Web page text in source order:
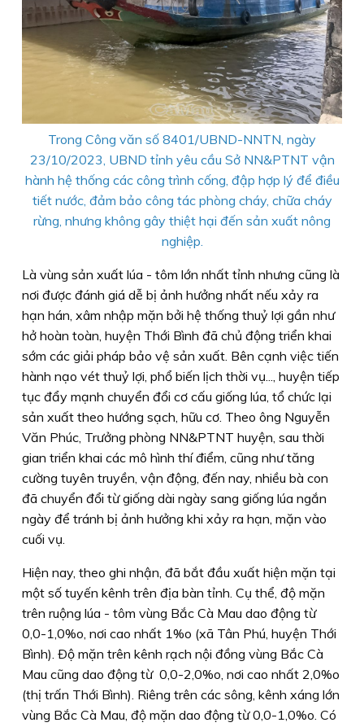
Trong Công văn số 8401/UBND-NNTN, ngày
23/10/2023, UBND tỉnh yêu cầu Sở NN&PTNT vận
hành hệ thống các công trình cống, đập hợp lý để điều
tiết nước, đảm bảo công tác phòng cháy, chữa cháy
rừng, nhưng không gây thiệt hại đến sản xuất nông
nghiệp.
Là vùng sản xuất lúa - tôm lớn nhất tỉnh nhưng cũng là
nơi được đánh giá dễ bị ảnh hưởng nhất nếu xảy ra
hạn hán, xâm nhập mặn bởi hệ thống thuỷ lợi gần như
hở hoàn toàn, huyện Thới Bình đã chủ động triển khai
sớm các giải pháp bảo vệ sản xuất. Bên cạnh việc tiến
hành nạo vét thuỷ lợi, phổ biến lịch thời vụ..., huyện tiếp
tục đẩy mạnh chuyển đổi cơ cấu giống lúa, tổ chức lại
sản xuất theo hướng sạch, hữu cơ. Theo ông Nguyễn
Văn Phúc, Trưởng phòng NN&PTNT huyện, sau thời
gian triển khai các mô hình thí điểm, cũng như tăng
cường tuyên truyền, vận động, đến nay, nhiều bà con
đã chuyển đổi từ giống dài ngày sang giống lúa ngắn
ngày để tránh bị ảnh hưởng khi xảy ra hạn, mặn vào
cuối vụ.
Hiện nay, theo ghi nhận, đã bắt đầu xuất hiện mặn tại
một số tuyến kênh trên địa bàn tỉnh. Cụ thể, độ mặn
trên ruộng lúa - tôm vùng Bắc Cà Mau dao động từ
0,0-1,0%o, nơi cao nhất 1%o (xã Tân Phú, huyện Thới
Bình). Ðộ mặn trên kênh rạch nội đồng vùng Bắc Cà
Mau cũng dao động từ 0,0-2,0%o, nơi cao nhất 2,0%o
(thị trấn Thới Bình). Riêng trên các sông, kênh xáng lớn
vùng Bắc Cà Mau, độ mặn dao động từ 0,0-1,0%o. Có